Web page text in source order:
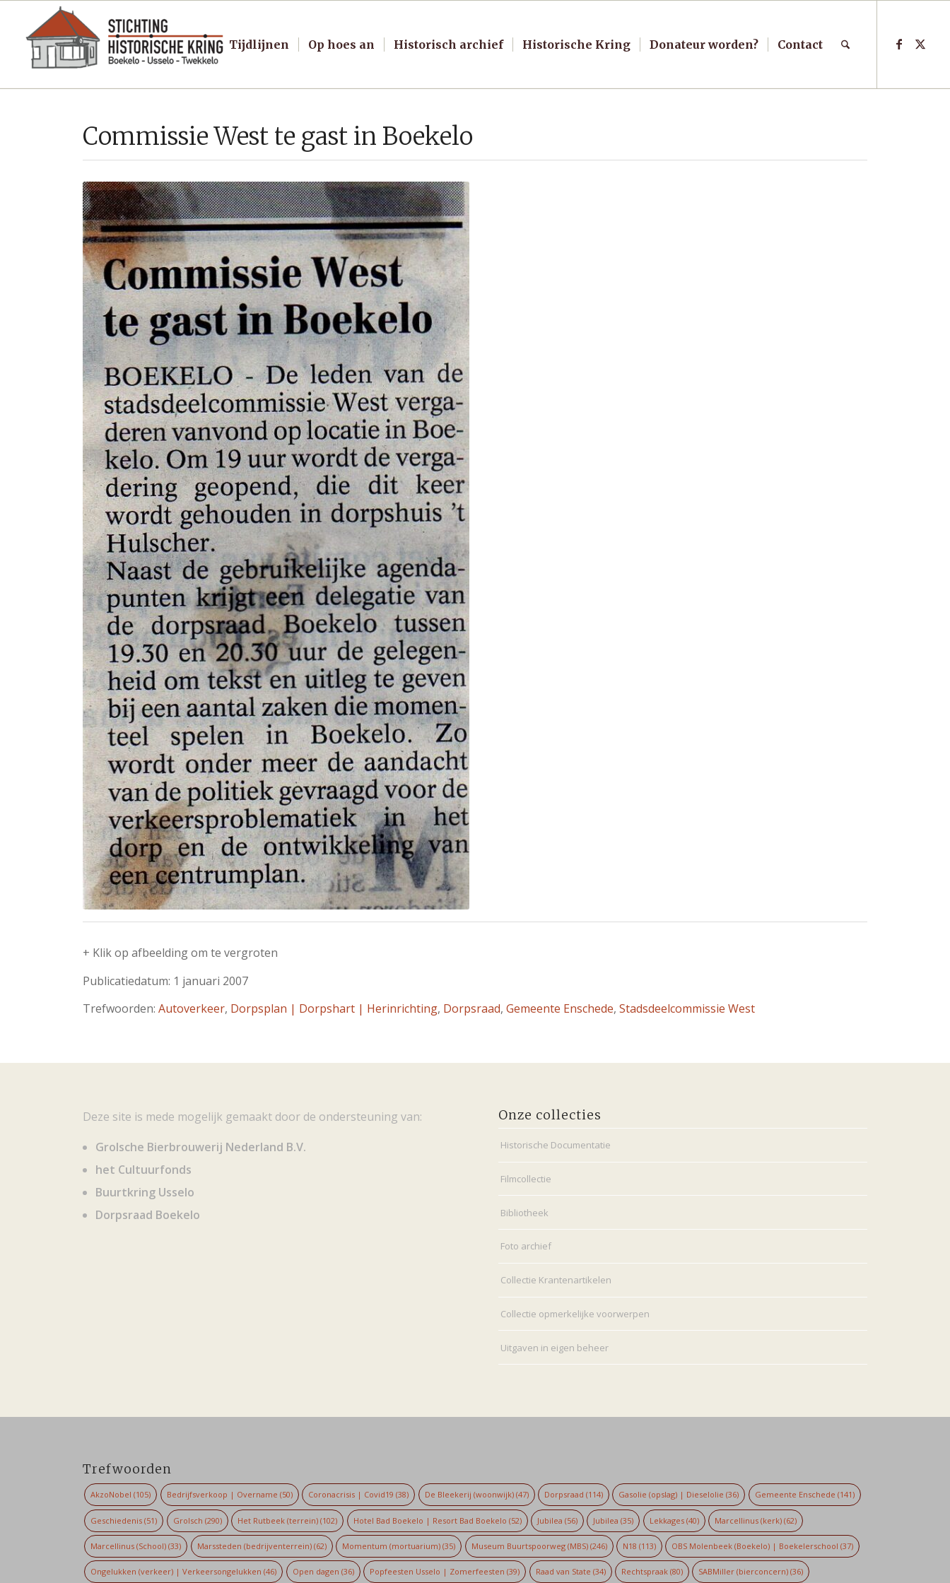
Tijdlijnen Op hoes an Historisch archief Historische Kring Donateur worden? Contact
Commissie West te gast in Boekelo
+ Klik op afbeelding om te vergroten
Publicatiedatum: 1 januari 2007
Trefwoorden:Autoverkeer, Dorpsplan | Dorpshart | Herinrichting, Dorpsraad,Gemeente Enschede,Stadsdeelcommissie West
Deze site is mede mogelijk gemaakt door de ondersteuning van:
Grolsche Bierbrouwerij Nederland B.V.
het Cultuurfonds
Buurtkring Usselo
Dorpsraad Boekelo
Onze collecties
Historische Documentatie
Filmcollectie
Bibliotheek
Foto archief
Collectie Krantenartikelen
Collectie opmerkelijke voorwerpen
Uitgaven in eigen beheer
Trefwoorden
AkzoNobel (105) Bedrijfsverkoop | Overname (50) Coronacrisis | Covid19 (38) De Bleekerij (woonwijk)(47) Dorpsraad (114) Gasolie (opslag) | Dieselolie (36) Gemeente Enschede (141)
Geschiedenis (51) Grolsch (290) Het Rutbeek (terrein) (102) Hotel Bad Boekelo | Resort Bad Boekelo (52) Jubilea (56) Jubilea (35) Lekkages(40) Marcellinus (kerk) (62)
Marcellinus (School) (33) Marssteden (bedrijventerrein)(62) Momentum (mortuarium) (35) Museum Buurtspoorweg (MBS)(246) N18 (113) OBS Molenbeek (Boekelo) | Boekelerschool (37)
Ongelukken (verkeer) | Verkeersongelukken (46) Open dagen (36) Popfeesten Usselo | Zomerfeesten (39) Raad van State (34) Rechtspraak(80) SABMiller (bierconcern) (36)